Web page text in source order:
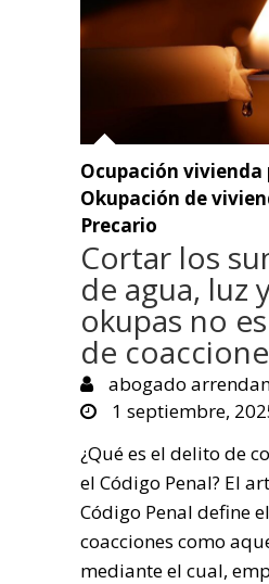
Ocupación vivienda
Okupación de
Precario
Cortar los
de agua, luz
okupas no
de
abogado
1 septiembre,
¿Qué es el delito de
el Código Penal? El
Código Penal define
coacciones como
mediante el cual,